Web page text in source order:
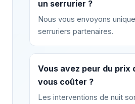
un serrurier ?
Nous vous envoyons
serruriers partenaires.
Vous avez peur du prix
vous coûter ?
Les interventions de nuit